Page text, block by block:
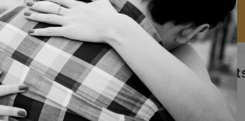
Télécharger Plus tard
Coaching et
Monnot
Coaching et Shiatsu
Lingolsheim